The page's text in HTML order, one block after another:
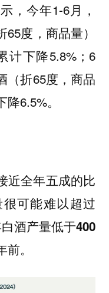
，今年1-6月，
度，商品量）
计下降5.8%；6
（折65度，商品
6.5%。
近全年五成的比
可能难以超过
酒产量低于400
前。